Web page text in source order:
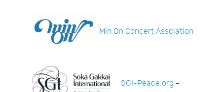
Min On Concert Assciation
SGI-Peace.org -